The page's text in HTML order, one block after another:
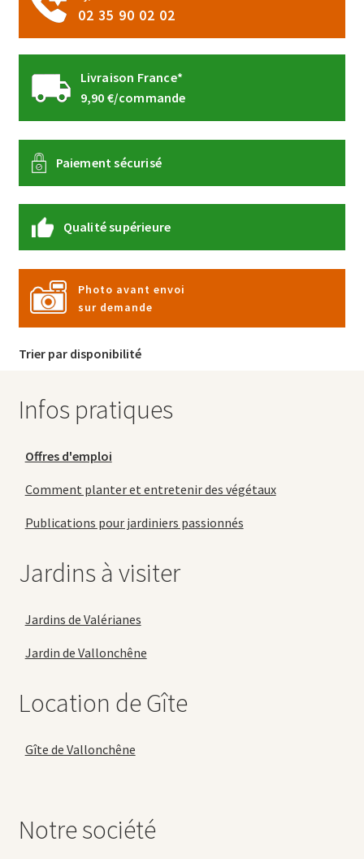
02 35 90 02 02
Livraison France*
9,90 €/commande
Paiement sécurisé
Qualité supérieure
Photo avant envoi
sur demande
Trier par disponibilité
Infos pratiques
Offres d'emploi
Comment planter et entretenir des végétaux
Publications pour jardiniers passionnés
Jardins à visiter
Jardins de Valérianes
Jardin de Vallonchêne
Location de Gîte
Gîte de Vallonchêne
Notre société